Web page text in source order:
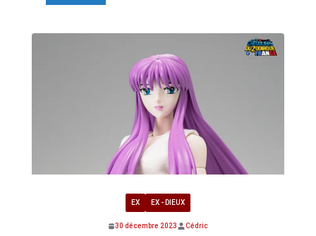
EX EX - DIEUX
30 décembre 2023 Cédric